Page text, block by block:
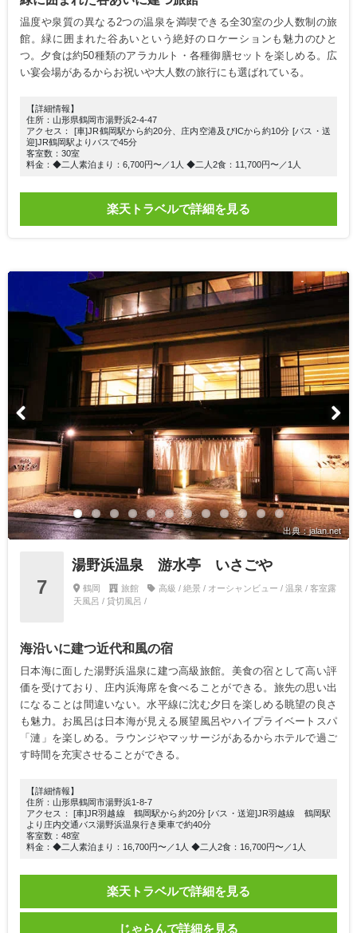
温度や泉質の異なる2つの温泉を満喫できる全30室の少人数制の旅
館。緑に囲まれた谷あいという絶好のロケーションも魅力のひと
つ。夕食は約50種類のアラカルト・各種御膳セットを楽しめる。広
い宴会場があるからお祝いや大人数の旅行にも選ばれている。
【詳細情報】
住所：山形県鶴岡市湯野浜2-4-47
アクセス： [車]JR鶴岡駅から約20分、庄内空港及びICから約10分 [バス・送
迎]JR鶴岡駅よりバスで45分
客室数：30室
料金：◆二人素泊まり：6,700円〜／1人 ◆二人2食：11,700円〜／1人
楽天トラベルで詳細を見る
出典：jalan.net
7
湯野浜温泉 游水亭 いさごや
鶴岡 旅館
高級 / 絶景 / オーシャンビュー / 温泉 / 客室露
天風呂 / 貸切風呂 /
海沿いに建つ近代和風の宿
日本海に面した湯野浜温泉に建つ高級旅館。美食の宿として高い評
価を受けており、庄内浜海席を食べることができる。旅先の思い出
になることは間違いない。水平線に沈む夕日を楽しめる眺望の良さ
も魅力。お風呂は日本海が見える展望風呂やハイプライベートスパ
「漣」を楽しめる。ラウンジやマッサージがあるからホテルで過ご
す時間を充実させることができる。
【詳細情報】
住所：山形県鶴岡市湯野浜1-8-7
アクセス： [車]JR羽越線 鶴岡駅から約20分 [バス・送迎]JR羽越線 鶴岡駅
より庄内交通バス湯野浜温泉行き乗車で約40分
客室数：48室
料金：◆二人素泊まり：16,700円〜／1人 ◆二人2食：16,700円〜／1人
楽天トラベルで詳細を見る
じゃらんで詳細を見る